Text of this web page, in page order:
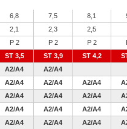
6,8 7,5 8,1
2,1 2,3
2,5
P 2 P 2 P 2
ST 3,5 ST 3,9 ST 4,2
А2/А4
А2/А4
А2/А4 А2/А4 А2/А4
А2/А4 А2/А4 А2/А4
А2/А4 А2/А4 А2/А4
А2/А4 А2/А4 А2/А4